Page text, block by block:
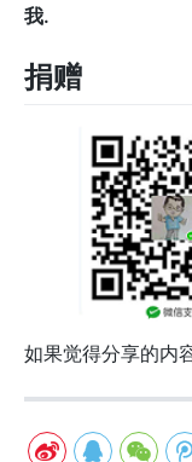
我.
捐赠
如果觉得分享的内